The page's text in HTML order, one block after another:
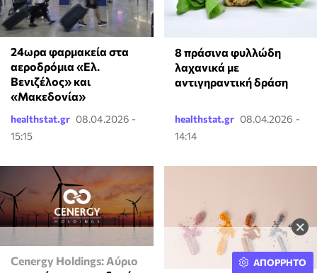
×
24ωρα φαρμακεία στα
αεροδρόμια «Ελ.
Βενιζέλος» και
«Μακεδονία»
healthstat.gr 08.04.2026 -
15:15
8 πράσινα φυλλώδη
λαχανικά με
αντιγηραντική δράση
healthstat.gr 08.04.2026 -
14:14
Cenergy Holdings: Αύριο
ΑΠΟΡΡΗΤΟ